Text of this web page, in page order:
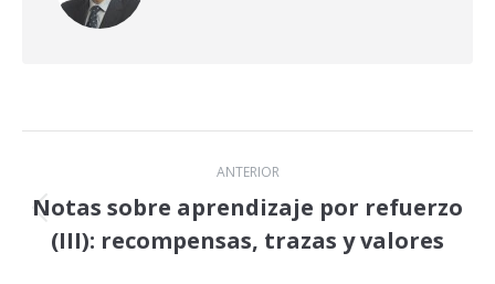
Navegación
entre
publicaciones
ANTERIOR
Publicación
anterior:
Notas sobre aprendizaje por refuerzo
(III): recompensas, trazas y valores